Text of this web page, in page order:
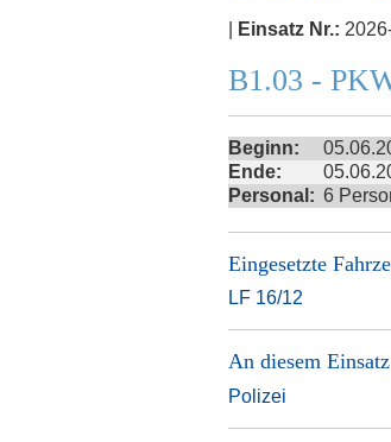
Einsatz Nr.:
B1.03 -
Beginn:
Ende:
Personal: 6
Eingesetzte
LF 16/12
An diesem
Polizei